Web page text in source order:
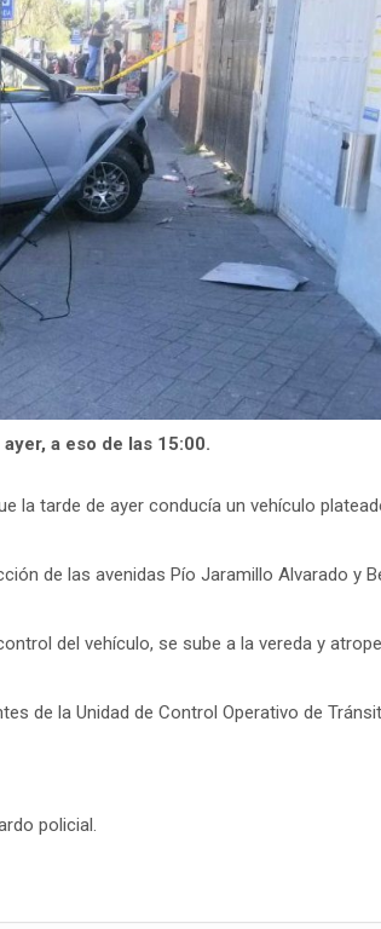
a eso de las 15:00.
la tarde de ayer conducía un vehículo
de las avenidas Pío Jaramillo Alvarado y
del vehículo, se sube a la vereda y
de la Unidad de Control Operativo de
policial.